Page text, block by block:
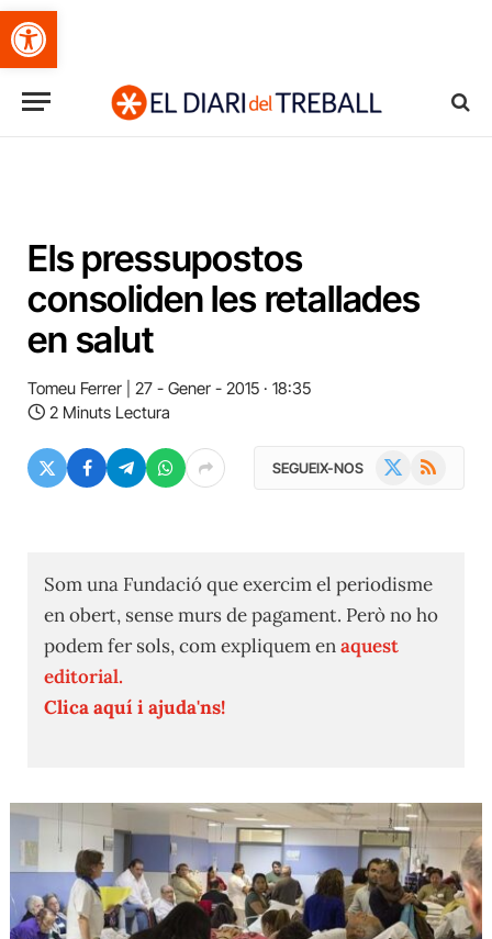
Obre la barra d'eines
Els pressupostos
consoliden les retallades
en salut
Tomeu Ferrer
27 - Gener - 2015 · 18:35
2 Minuts Lectura
SEGUEIX-NOS RSS
Som una Fundació que exercim el periodisme
en obert, sense murs de pagament. Però no ho
podem fer sols, com expliquem enaquest
editorial.
Clica aquí i ajuda'ns!